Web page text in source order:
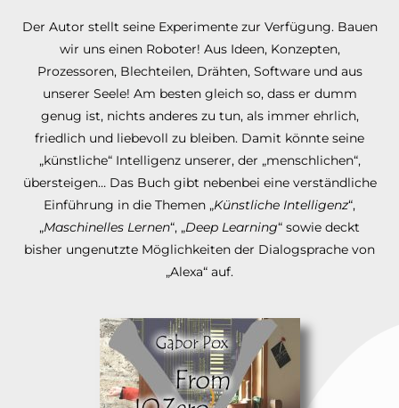
Der Autor stellt seine Experimente zur Verfügung. Bauen
wir uns einen Roboter! Aus Ideen, Konzepten,
Prozessoren, Blechteilen, Drähten, Software und aus
unserer Seele! Am besten gleich so, dass er dumm
genug ist, nichts anderes zu tun, als immer ehrlich,
friedlich und liebevoll zu bleiben. Damit könnte seine
„künstliche“ Intelligenz unserer, der „menschlichen“,
übersteigen… Das Buch gibt nebenbei eine verständliche
Einführung in die Themen „Künstliche Intelligenz“,
„Maschinelles Lernen“, „Deep Learning“ sowie deckt
bisher ungenutzte Möglichkeiten der Dialogsprache von
„Alexa“ auf.